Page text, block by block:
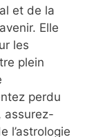
et de la
Elle
les
plein
perdu
assurez-
l’astrologie